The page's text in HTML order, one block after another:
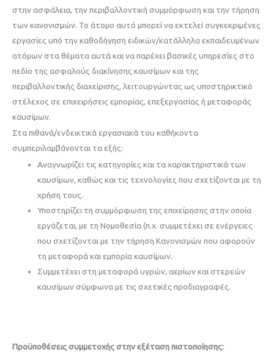
στην ασφάλεια, την περιβαλλοντική συμμόρφωση και την τήρηση
των κανονισμών. Το άτομο αυτό μπορεί να εκτελεί συγκεκριμένες
εργασίες υπό την καθοδήγηση ειδικών/κατάλληλα εκπαιδευμένων
ατόμων στα θέματα αυτά και να παρέχει βασικές υπηρεσίες στο
πεδίο της ασφαλούς διακίνησης καυσίμων και της
περιβαλλοντικής διαχείρισης, λειτουργώντας ως υποστηρικτικό
στέλεχος σε επιχειρήσεις εμπορίας, επεξεργασίας ή μεταφοράς
καυσίμων.
Στα πιθανά/ενδεικτικά εργασιακά του καθήκοντα
συμπεριλαμβάνονται τα εξής:
Αναγνωρίζει τις κατηγορίες και τα χαρακτηριστικά των
καυσίμων, καθώς και τις τεχνολογίες που σχετίζονται με τη
χρήση τους.
Υποστηρίζει τη συμμόρφωση της επιχείρησης στην οποία
εργάζεται, με τη Νομοθεσία (π.χ. συμμετέχει σε ενέργειες
που σχετίζονται με την τήρηση Κανονισμών που αφορούν
τη μεταφορά και εμπορία καυσίμων.
Συμμετέχει στη μεταφορά υγρών, αερίων και στερεών
καυσίμων σύμφωνα με τις σχετικές προδιαγραφές.
Προϋποθέσεις συμμετοχής στην εξέταση πιστοποίησης: